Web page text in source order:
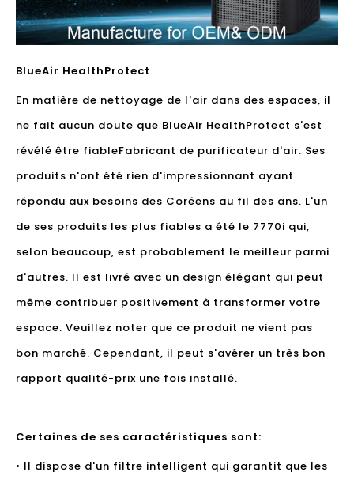
BlueAir HealthProtect
En matière de nettoyage de l'air dans des espaces, il
ne fait aucun doute que BlueAir HealthProtect s'est
révélé être fiableFabricant de purificateur d'air. Ses
produits n'ont été rien d'impressionnant ayant
répondu aux besoins des Coréens au fil des ans. L'un
de ses produits les plus fiables a été le 7770i qui,
selon beaucoup, est probablement le meilleur parmi
d'autres. Il est livré avec un design élégant qui peut
même contribuer positivement à transformer votre
espace. Veuillez noter que ce produit ne vient pas
bon marché. Cependant, il peut s'avérer un très bon
rapport qualité-prix une fois installé.
Certaines de ses caractéristiques sont:
• Il dispose d'un filtre intelligent qui garantit que les